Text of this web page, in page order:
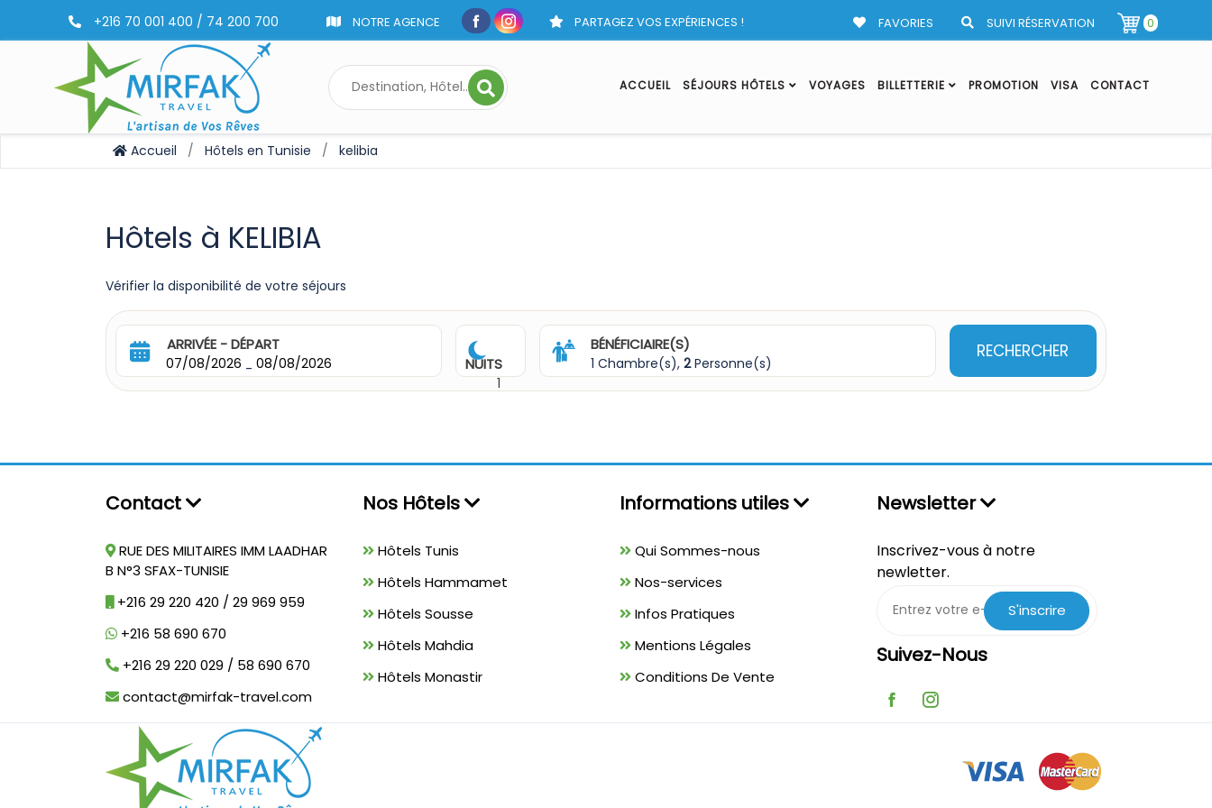
+216 70 001 400 / 74 200 700 NOTRE AGENCE PARTAGEZ VOS EXPÉRIENCES ! FAVORIES SUIVI RÉSERVATION 0
ACCUEIL SÉJOURS HÔTELS VOYAGES BILLETTERIE PROMOTION VISA CONTACT
Accueil Hôtels en Tunisie kelibia
Hôtels à KELIBIA
Vérifier la disponibilité de votre séjours
ARRIVÉE - DÉPART
07/08/2026 - 08/08/2026 NUITS
1
BÉNÉFICIAIRE(S)
1 Chambre(s), 2Personne(s)
RECHERCHER
Contact
RUE DES MILITAIRES IMM LAADHAR
B N°3 SFAX-TUNISIE
+216 29 220 420 / 29 969 959
+216 58 690 670
+216 29 220 029 / 58 690 670
contact@mirfak-travel.com
Nos Hôtels
Hôtels Tunis
Hôtels Hammamet
Hôtels Sousse
Hôtels Mahdia
Hôtels Monastir
Informations utiles
Qui Sommes-nous
Nos-services
Infos Pratiques
Mentions Légales
Conditions De Vente
Newsletter
Inscrivez-vous à notre
newletter.
S'inscrire
Suivez-Nous